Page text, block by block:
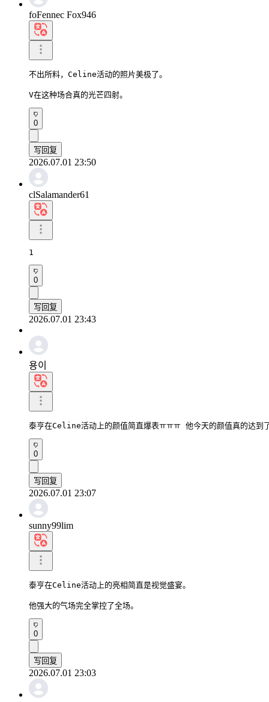
foFennec Fox946
不出所料，Celine活动的照片美极了。
V在这种场合真的光芒四射。
0
写回复
2026.07.01 23:50
clSalamander61
1
0
写回复
2026.07.01 23:43
용이
泰亨在Celine活动上的颜值简直爆表ㅠㅠㅠ 他今天的颜值真的达到
0
写回复
2026.07.01 23:07
sunny99lim
泰亨在Celine活动上的亮相简直是视觉盛宴。
他强大的气场完全掌控了全场。
0
写回复
2026.07.01 23:03